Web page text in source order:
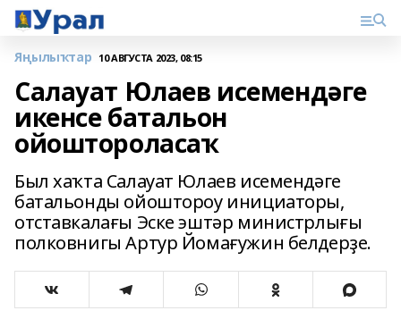
Яңылыҡтар 10 АВГУСТА 2023, 08:15
Салауат Юлаев исемендәге
икенсе батальон
ойоштороласаҡ
Был хаҡта Салауат Юлаев исемендәге
батальонды ойоштороу инициаторы,
отставкалағы Эске эштәр министрлығы
полковнигы Артур Йомағужин белдерҙе.